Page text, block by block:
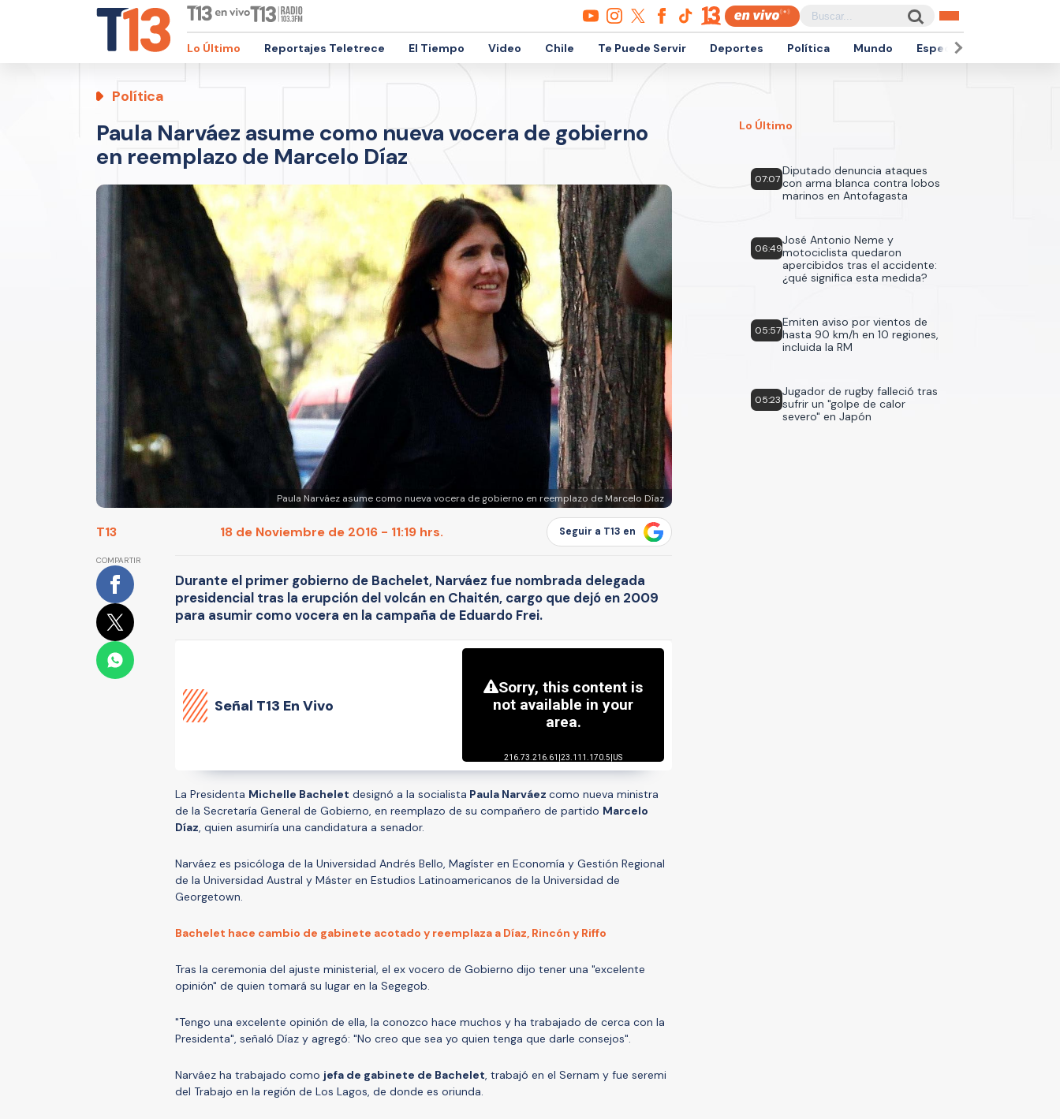
Lo Último Reportajes Teletrece El Tiempo Video Chile Te Puede Servir Deportes Política Mundo Espectáculos
Política
Paula Narváez asume como nueva vocera de gobierno
en reemplazo de Marcelo Díaz
Paula Narváez asume como nueva vocera de gobierno en reemplazo de Marcelo Díaz
T13 18 de Noviembre de 2016 - 11:19 hrs. Seguir a T13 en
COMPARTIR
Durante el primer gobierno de Bachelet, Narváez fue nombrada delegada
presidencial tras la erupción del volcán en Chaitén, cargo que dejó en 2009
para asumir como vocera en la campaña de Eduardo Frei.
Señal T13 En Vivo
La Presidenta Michelle Bachelet designó a la socialista Paula Narváez como nueva ministra
de la Secretaría General de Gobierno, en reemplazo de su compañero de partido Marcelo
Díaz, quien asumiría una candidatura a senador.
Narváez es psicóloga de la Universidad Andrés Bello, Magíster en Economía y Gestión Regional
de la Universidad Austral y Máster en Estudios Latinoamericanos de la Universidad de
Georgetown.
Bachelet hace cambio de gabinete acotado y reemplaza a Díaz, Rincón y Riffo
Tras la ceremonia del ajuste ministerial, el ex vocero de Gobierno dijo tener una "excelente
opinión" de quien tomará su lugar en la Segegob.
"Tengo una excelente opinión de ella, la conozco hace muchos y ha trabajado de cerca con la
Presidenta", señaló Díaz y agregó: "No creo que sea yo quien tenga que darle consejos".
Narváez ha trabajado como jefa de gabinete de Bachelet, trabajó en el Sernam y fue seremi
del Trabajo en la región de Los Lagos, de donde es oriunda.
Lo Último
07:07
Diputado denuncia ataques
con arma blanca contra lobos
marinos en Antofagasta
06:49
José Antonio Neme y
motociclista quedaron
apercibidos tras el accidente:
¿qué significa esta medida?
05:57
Emiten aviso por vientos de
hasta 90 km/h en 10 regiones,
incluida la RM
05:23
Jugador de rugby falleció tras
sufrir un "golpe de calor
severo" en Japón